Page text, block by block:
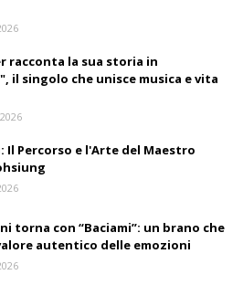
racconta la sua storia in
il singolo che unisce musica e vita
Il Percorso e l'Arte del Maestro
torna con “Baciami”: un brano che
autentico delle emozioni